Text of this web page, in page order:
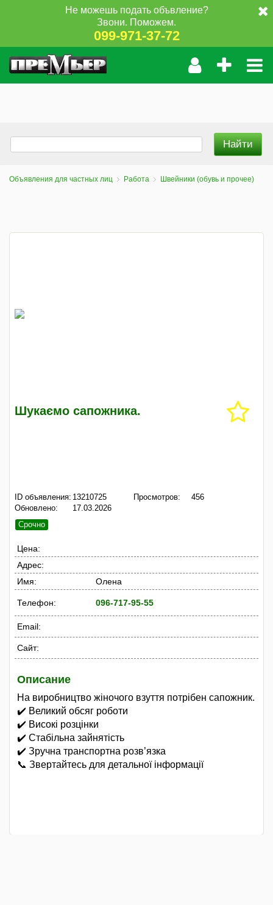
Не можешь подать объвление?
Звони. Поможем.
099-971-37-72
Объявления для частных лиц Работа Швейники (обувь и прочее)
Шукаємо сапожника.
ID объявления: 13210725
Обновлено:
17.03.2026
Просмотров: 456
Срочно
Цена:
Адрес:
Имя:
Олена
Телефон: 096-717-95-55
Email:
Сайт:
Описание
На виробництво жіночого взуття потрібен сапожник.
✔️ Великий обсяг роботи
✔️ Високі розцінки
✔️ Стабільна зайнятість
✔️ Зручна транспортна розв’язка
📞 Звертайтесь для детальної інформації